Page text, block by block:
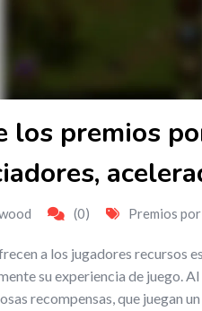
los premios
(0) Premios
a los jugadores recursos
su experiencia de juego.
recompensas, que juegan